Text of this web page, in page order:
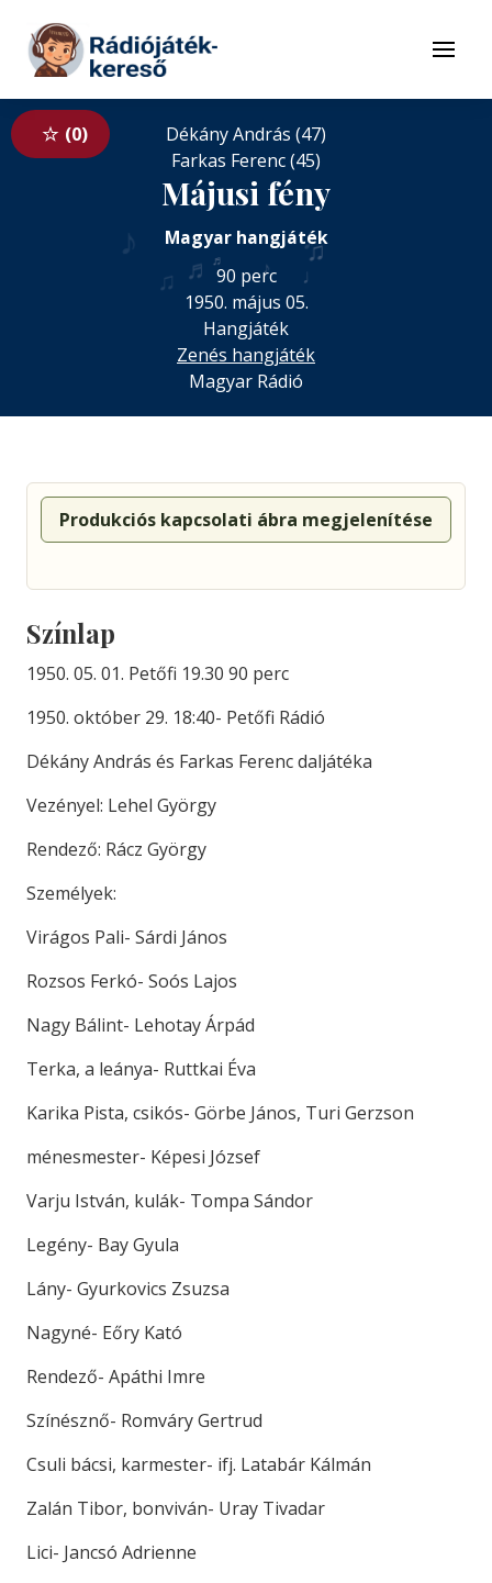
Tovább a tartalomhoz
Menü
0
♪
♫ ♬
♪♫
♪
♬
Dékány András (47)
Farkas Ferenc (45)
Májusi fény
Magyar hangjáték
90 perc
1950. május 05.
Hangjáték
Zenés hangjáték
Magyar Rádió
Produkciós kapcsolati ábra megjelenítése
Színlap
1950. 05. 01. Petőfi 19.30 90 perc
1950. október 29. 18:40- Petőfi Rádió
Dékány András és Farkas Ferenc daljátéka
Vezényel: Lehel György
Rendező: Rácz György
Személyek:
Virágos Pali- Sárdi János
Rozsos Ferkó- Soós Lajos
Nagy Bálint- Lehotay Árpád
Terka, a leánya- Ruttkai Éva
Karika Pista, csikós- Görbe János, Turi Gerzson
ménesmester- Képesi József
Varju István, kulák- Tompa Sándor
Legény- Bay Gyula
Lány- Gyurkovics Zsuzsa
Nagyné- Eőry Kató
Rendező- Apáthi Imre
Színésznő- Romváry Gertrud
Csuli bácsi, karmester- ifj. Latabár Kálmán
Zalán Tibor, bonviván- Uray Tivadar
Lici- Jancsó Adrienne